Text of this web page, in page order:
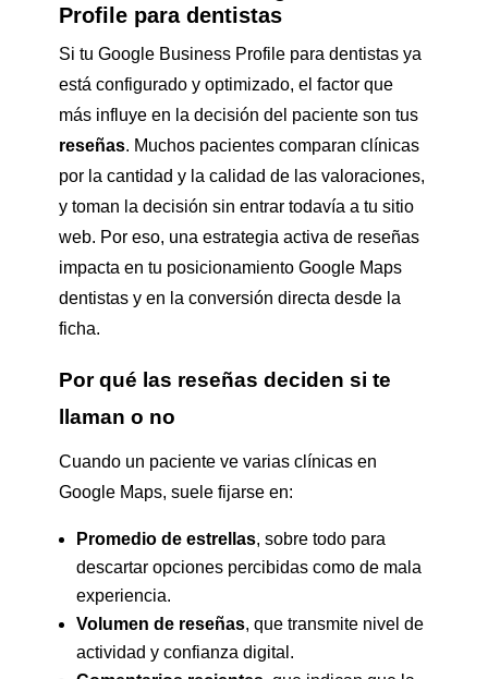
Profile para dentistas
Si tu Google Business Profile para dentistas ya
está configurado y optimizado, el factor que
más influye en la decisión del paciente son tus
reseñas. Muchos pacientes comparan clínicas
por la cantidad y la calidad de las valoraciones,
y toman la decisión sin entrar todavía a tu sitio
web. Por eso, una estrategia activa de reseñas
impacta en tu posicionamiento Google Maps
dentistas y en la conversión directa desde la
ficha.
Por qué las reseñas deciden si te
llaman o no
Cuando un paciente ve varias clínicas en
Google Maps, suele fijarse en:
Promedio de estrellas, sobre todo para
descartar opciones percibidas como de mala
experiencia.
Volumen de reseñas, que transmite nivel de
actividad y confianza digital.